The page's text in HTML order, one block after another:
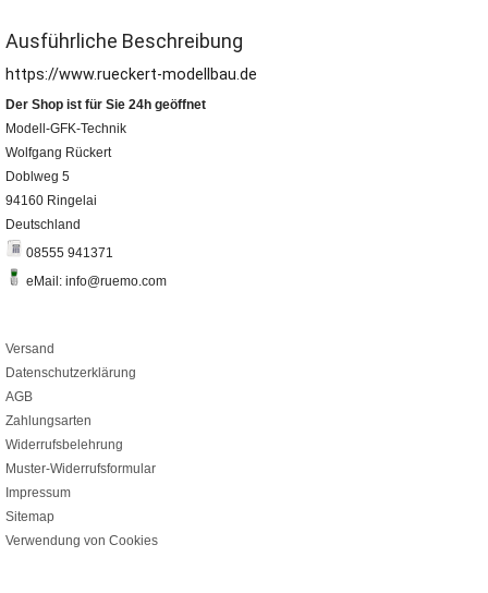
Ausführliche Beschreibung
https://www.rueckert-modellbau.de
Der Shop ist für Sie 24h geöffnet
Modell-GFK-Technik
Wolfgang Rückert
Doblweg 5
94160 Ringelai
Deutschland
08555 941371
eMail: info@ruemo.com
Versand
Datenschutzerklärung
AGB
Zahlungsarten
Widerrufsbelehrung
Muster-Widerrufsformular
Impressum
Sitemap
Verwendung von Cookies